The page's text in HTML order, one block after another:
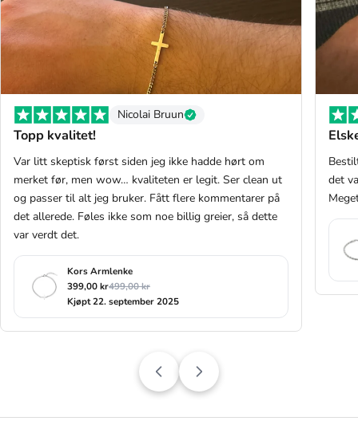
Nicolai Bruun
Topp kvalitet!
Var litt skeptisk først siden jeg ikke hadde hørt om
merket før, men wow… kvaliteten er legit. Ser clean ut
og passer til alt jeg bruker. Fått flere kommentarer på
det allerede. Føles ikke som noe billig greier, så dette
var verdt det.
Kors Armlenke
399,00 kr499,00 kr
Kjøpt 22. september 2025
det